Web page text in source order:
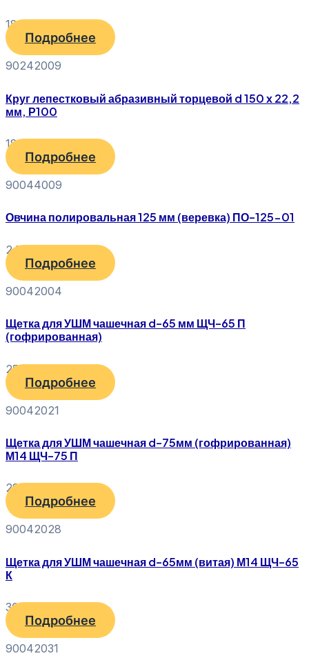
180
Подробнее
90242009
Круг лепестковый абразивный торцевой d 150 х 22,2
мм, Р100
180
Подробнее
90044009
Овчина полировальная 125 мм (веревка) ПО-125-01
240₽
Подробнее
90042004
Щетка для УШМ чашечная d-65 мм ЩЧ-65 П
(гофрированная)
250₽
Подробнее
90042021
Щетка для УШМ чашечная d-75мм (гофрированная)
М14 ЩЧ-75 П
280
Подробнее
90042028
Щетка для УШМ чашечная d-65мм (витая) М14 ЩЧ-65
К
300
Подробнее
90042031